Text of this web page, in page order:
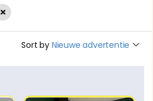
Sort by Nieuwe advertentie